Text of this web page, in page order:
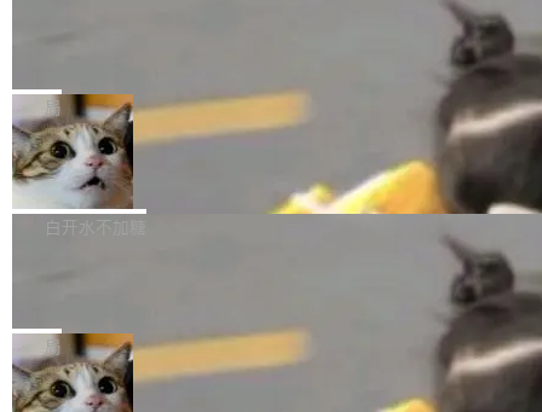
质的最低采样率）的音频格式将被拒绝 修复了 C
SS 圆角虚线样式中可能存在的问题 如果表单中
的图像元素不在同一个子树中，则它们将不再关
联 加...
最强的若干项。对于尚未正式发版的 PG 19，则
通过拉取过去一年内（从 PG 18 Beta1 时间点
至今）的所有 commit，同样交由 AI 分析提炼。
经过人工复核，准确度令人满意。这一方法也为
社区爱好者提供了高效跟踪新版本的思路。
维护工作一直与我的日常工作、家务、社交生活
和休闲娱乐竞争时间。" 这是 libexpat 维护者 S
ebastian Pipping 写在博客里的话。8 月 4 日，
他宣布了一个新消息：从 2026 年 8 月 1 日起，
他可以全职维护 libexpat 了，最长 6 个月。发
库之一。你的操作系统、浏览器、无数的基础设
施软件，很可能都在用它。而过去十年，维护它
的人一直在用业余...
局
Firefox 153.0.3 发布
Firefox 153.0.3 现已发布，具体更新内容如
下： New Smart Window 包含多项增强功能：
gi?id=2019042">Bug&nbsp;2019042</a>）</l
i> <li>现在，助手可以直接使用 Exa 的网络搜索
结果回答问题，而无需将问题转交给搜索引擎。
白开水不加糖
的 npm 包。项目的核心论点是：容器不适合 Ag
ent 计算。真正适合的，是 Isolate。 Cloudflare
工程师在这件事上没什么可谦虚的——他们用 W
局
OpenAI 公开邮件和聊天记录回应苹果